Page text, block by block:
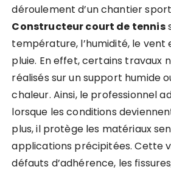
déroulement d’un chantier
Constructeur court de tennis
température, l’humidité, le vent
pluie. En effet, certains travaux
réalisés sur un support humide
chaleur. Ainsi, le professionnel
lorsque les conditions
plus, il protège les matériaux
applications précipitées. Cette
défauts d’adhérence, les